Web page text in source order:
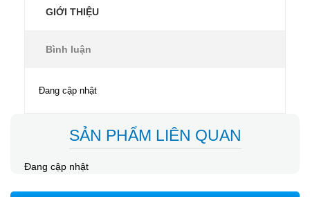
GIỚI THIỆU
Bình luận
Đang cập nhật
SẢN PHẨM LIÊN QUAN
Đang cập nhật